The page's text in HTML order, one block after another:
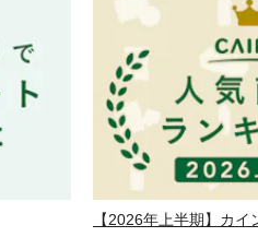
【2026年上半期】カ